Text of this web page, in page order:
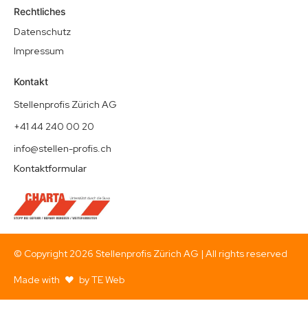
Rechtliches
Datenschutz
Impressum
Kontakt
Stellenprofis Zürich AG
+41 44 240 00 20
info@stellen-profis.ch
Kontaktformular
© Copyright 2026 Stellenprofis Zürich AG | All rights reserved
Made with by TE Web